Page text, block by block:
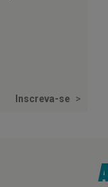
Inscreva-se >